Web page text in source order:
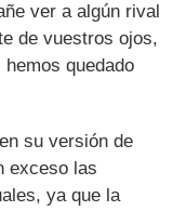
ver a algún rival
de vuestros ojos,
quedado
su versión de
exceso las
ya que la